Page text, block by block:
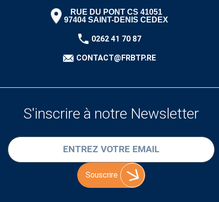
RUE DU PONT CS 41051
97404 SAINT-DENIS CEDEX
0262 41 70 87
CONTACT@FRBTP.RE
S'inscrire à notre Newsletter
Souscrire